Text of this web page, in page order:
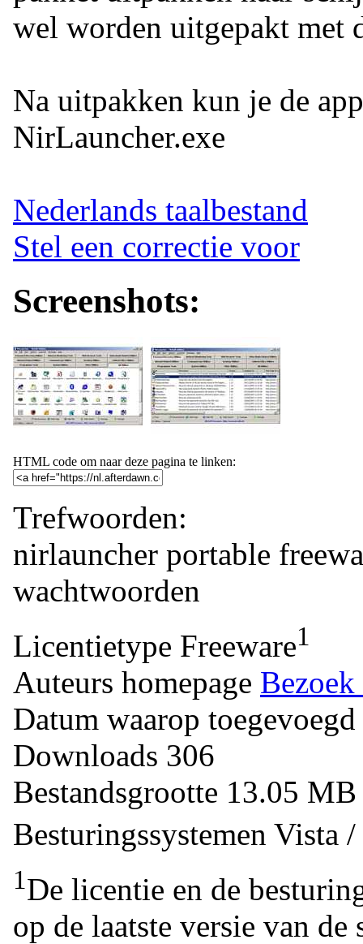
wel worden uitgepakt met
Na uitpakken kun je de
NirLauncher.exe
Nederlands taalbestand
Stel een correctie voor
Screenshots:
HTML code om naar deze pagina te linken:
Trefwoorden:
nirlauncher portable
wachtwoorden
Licentietype Freeware1
Auteurs homepage
Datum waarop toegevoegd
Downloads 306
Bestandsgrootte 13.05
Besturingssystemen Vista
1De licentie en de
op de laatste versie van de